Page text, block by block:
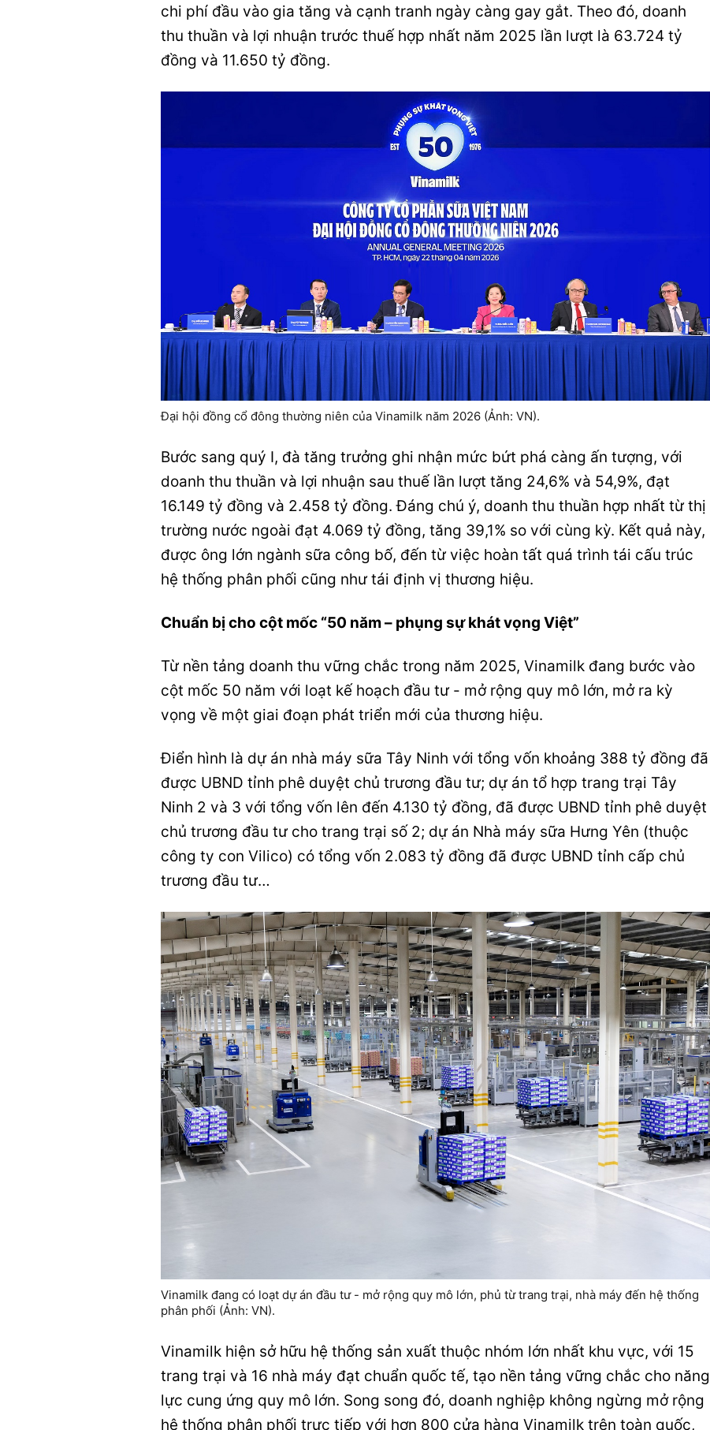
chi phí đầu vào gia tăng và cạnh tranh ngày càng gay gắt. Theo đó, doanh
thu thuần và lợi nhuận trước thuế hợp nhất năm 2025 lần lượt là 63.724 tỷ
đồng và 11.650 tỷ đồng.
Đại hội đồng cổ đông thường niên của Vinamilk năm 2026 (Ảnh: VN).
Bước sang quý I, đà tăng trưởng ghi nhận mức bứt phá càng ấn tượng, với
doanh thu thuần và lợi nhuận sau thuế lần lượt tăng 24,6% và 54,9%, đạt
16.149 tỷ đồng và 2.458 tỷ đồng. Đáng chú ý, doanh thu thuần hợp nhất từ thị
trường nước ngoài đạt 4.069 tỷ đồng, tăng 39,1% so với cùng kỳ. Kết quả này,
được ông lớn ngành sữa công bố, đến từ việc hoàn tất quá trình tái cấu trúc
hệ thống phân phối cũng như tái định vị thương hiệu.
Chuẩn bị cho cột mốc “50 năm – phụng sự khát vọng Việt”
Từ nền tảng doanh thu vững chắc trong năm 2025, Vinamilk đang bước vào
cột mốc 50 năm với loạt kế hoạch đầu tư - mở rộng quy mô lớn, mở ra kỳ
vọng về một giai đoạn phát triển mới của thương hiệu.
Điển hình là dự án nhà máy sữa Tây Ninh với tổng vốn khoảng 388 tỷ đồng đã
được UBND tỉnh phê duyệt chủ trương đầu tư; dự án tổ hợp trang trại Tây
Ninh 2 và 3 với tổng vốn lên đến 4.130 tỷ đồng, đã được UBND tỉnh phê duyệt
chủ trương đầu tư cho trang trại số 2; dự án Nhà máy sữa Hưng Yên (thuộc
công ty con Vilico) có tổng vốn 2.083 tỷ đồng đã được UBND tỉnh cấp chủ
trương đầu tư…
Vinamilk đang có loạt dự án đầu tư - mở rộng quy mô lớn, phủ từ trang trại, nhà máy đến hệ thống
phân phối (Ảnh: VN).
Vinamilk hiện sở hữu hệ thống sản xuất thuộc nhóm lớn nhất khu vực, với 15
trang trại và 16 nhà máy đạt chuẩn quốc tế, tạo nền tảng vững chắc cho năng
lực cung ứng quy mô lớn. Song song đó, doanh nghiệp không ngừng mở rộng
hệ thống phân phối trực tiếp với hơn 800 cửa hàng Vinamilk trên toàn quốc,